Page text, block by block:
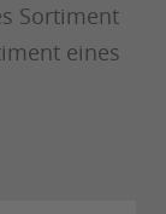
Sortiment
eines